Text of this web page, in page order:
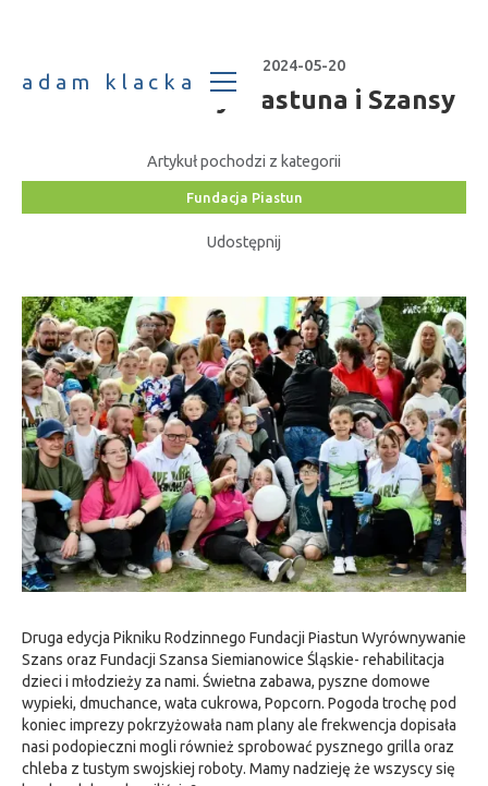
adam klacka
2024-05-20
Piknik Rodzinny Piastuna i Szansy
Artykuł pochodzi z kategorii
Fundacja Piastun
Udostępnij
Druga edycja Pikniku Rodzinnego Fundacji Piastun Wyrównywanie
Szans oraz Fundacji Szansa Siemianowice Śląskie- rehabilitacja
dzieci i młodzieży za nami. Świetna zabawa, pyszne domowe
wypieki, dmuchance, wata cukrowa, Popcorn. Pogoda trochę pod
koniec imprezy pokrzyżowała nam plany ale frekwencja dopisała
nasi podopieczni mogli również sprobować pysznego grilla oraz
chleba z tustym swojskiej roboty. Mamy nadzieję że wszyscy się